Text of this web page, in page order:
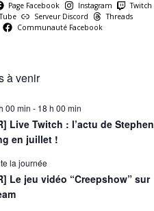
Page Facebook Instagram
Twitch
Serveur Discord
Threads
Communauté Facebook
à venir
00 min - 18 h 00 min
Live Twitch : l’actu de Stephen
en juillet !
la journée
Le jeu vidéo “Creepshow” sur